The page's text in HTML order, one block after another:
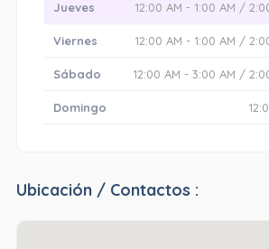
Jueves 12:00 AM - 1:00 AM /
Viernes 12:00 AM - 1:00 AM /
Sábado 12:00 AM - 3:00 AM /
Domingo
Ubicación / Contactos :